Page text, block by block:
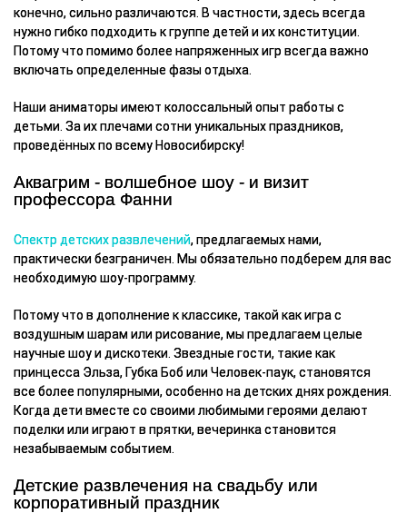
конечно, сильно различаются. В частности, здесь всегда
нужно гибко подходить к группе детей и их конституции.
Потому что помимо более напряженных игр всегда важно
включать определенные фазы отдыха.
Наши аниматоры имеют колоссальный опыт работы с
детьми. За их плечами сотни уникальных праздников,
проведённых по всему Новосибирску!
Аквагрим - волшебное шоу - и визит
профессора Фанни
Спектр детских развлечений, предлагаемых нами,
практически безграничен. Мы обязательно подберем для вас
необходимую шоу-программу.
Потому что в дополнение к классике, такой как игра с
воздушным шарам или рисование, мы предлагаем целые
научные шоу и дискотеки. Звездные гости, такие как
принцесса Эльза, Губка Боб или Человек-паук, становятся
все более популярными, особенно на детских днях рождения.
Когда дети вместе со своими любимыми героями делают
поделки или играют в прятки, вечеринка становится
незабываемым событием.
Детские развлечения на свадьбу или
корпоративный праздник